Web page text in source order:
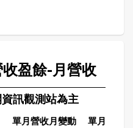
盈餘-月營收
訊觀測站為主
單月營收月變動
單月營收